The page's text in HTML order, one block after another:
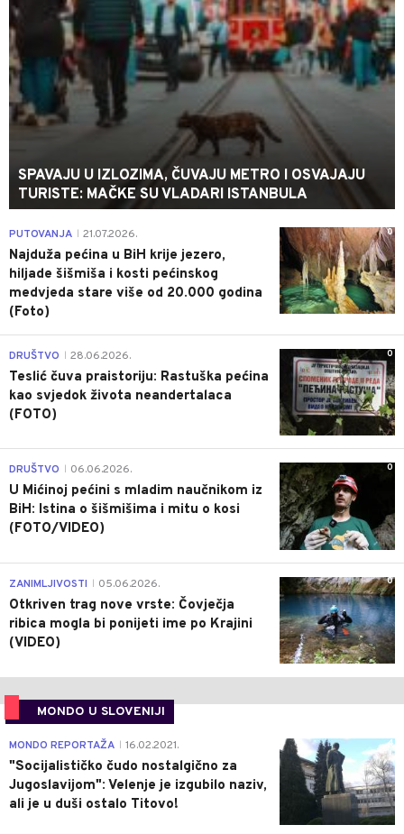
SPAVAJU U IZLOZIMA, ČUVAJU METRO I OSVAJAJU
TURISTE: MAČKE SU VLADARI ISTANBULA
0
PUTOVANJA 21.07.2026.
Najduža pećina u BiH krije jezero,
hiljade šišmiša i kosti pećinskog
medvjeda stare više od 20.000 godina
(Foto)
0
DRUŠTVO 28.06.2026.
Teslić čuva praistoriju: Rastuška pećina
kao svjedok života neandertalaca
(FOTO)
0
DRUŠTVO 06.06.2026.
U Mićinoj pećini s mladim naučnikom iz
BiH: Istina o šišmišima i mitu o kosi
(FOTO/VIDEO)
0
ZANIMLJIVOSTI 05.06.2026.
Otkriven trag nove vrste: Čovječja
ribica mogla bi ponijeti ime po Krajini
(VIDEO)
MONDO U SLOVENIJI
4
MONDO REPORTAŽA 16.02.2021.
"Socijalističko čudo nostalgično za
Jugoslavijom": Velenje je izgubilo naziv,
ali je u duši ostalo Titovo!